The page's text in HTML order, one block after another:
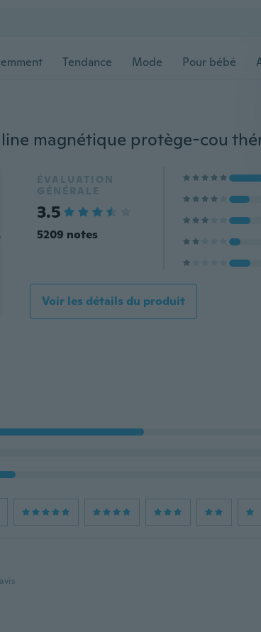
Tendance Mode Pour bébé
ÉVALUATION
GÉNÉRALE
3.5
5209 notes
Voir les détails du produit
avis